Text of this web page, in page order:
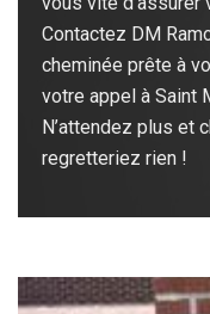
Contactez DM
cheminée prête à
votre appel à Saint
N’attendez plus et
regretteriez rien !